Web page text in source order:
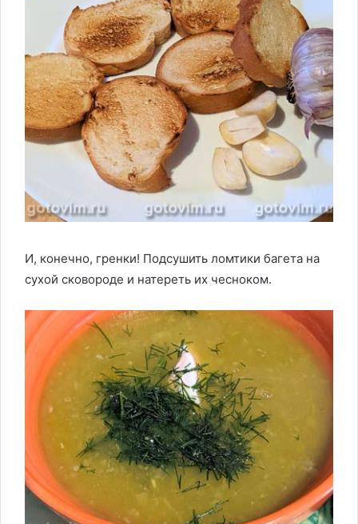
И, конечно, гренки! Подсушить ломтики багета на
сухой сковороде и натереть их чесноком.